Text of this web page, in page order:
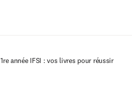
1re année IFSI : vos livres pour réussir